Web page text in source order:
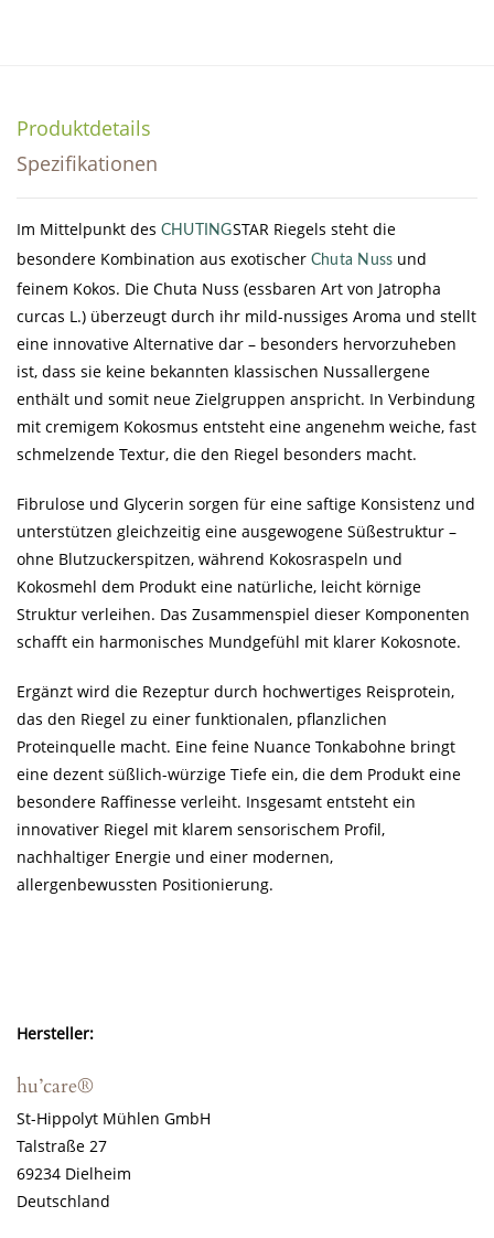
Produktdetails
Spezifikationen
Im Mittelpunkt des CHUTINGSTAR Riegels steht die
besondere Kombination aus exotischer Chuta Nuss und
feinem Kokos. Die Chuta Nuss (essbaren Art von Jatropha
curcas L.) überzeugt durch ihr mild-nussiges Aroma und stellt
eine innovative Alternative dar – besonders hervorzuheben
ist, dass sie keine bekannten klassischen Nussallergene
enthält und somit neue Zielgruppen anspricht. In Verbindung
mit cremigem Kokosmus entsteht eine angenehm weiche, fast
schmelzende Textur, die den Riegel besonders macht.
Fibrulose und Glycerin sorgen für eine saftige Konsistenz und
unterstützen gleichzeitig eine ausgewogene Süßestruktur –
ohne Blutzuckerspitzen, während Kokosraspeln und
Kokosmehl dem Produkt eine natürliche, leicht körnige
Struktur verleihen. Das Zusammenspiel dieser Komponenten
schafft ein harmonisches Mundgefühl mit klarer Kokosnote.
Ergänzt wird die Rezeptur durch hochwertiges Reisprotein,
das den Riegel zu einer funktionalen, pflanzlichen
Proteinquelle macht. Eine feine Nuance Tonkabohne bringt
eine dezent süßlich-würzige Tiefe ein, die dem Produkt eine
besondere Raffinesse verleiht. Insgesamt entsteht ein
innovativer Riegel mit klarem sensorischem Profil,
nachhaltiger Energie und einer modernen,
allergenbewussten Positionierung.
Hersteller:
hu’care®
St-Hippolyt Mühlen GmbH
Talstraße 27
69234 Dielheim
Deutschland